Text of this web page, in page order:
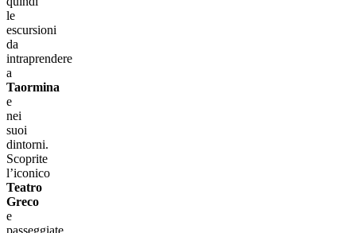
le
escursioni
da
intraprendere
a
Taormina
e
nei
suoi
dintorni.
Scoprite
l’iconico
Teatro
Greco
e
passeggiate